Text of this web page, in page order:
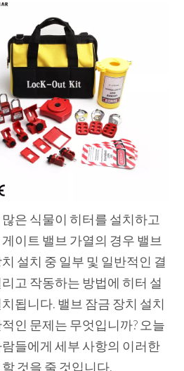
많은 식물이 히터를 설치하고
이트 밸브 가열의 경우 밸브
설치 중 일부 및 일반적인 결
고 작동하는 방법에 히터 설
됩니다. 밸브 잠금 장치 설치
인 문제는 무엇입니까? 오늘
람들에게 세부 사항의 이러한
것을 줄 것입니다.